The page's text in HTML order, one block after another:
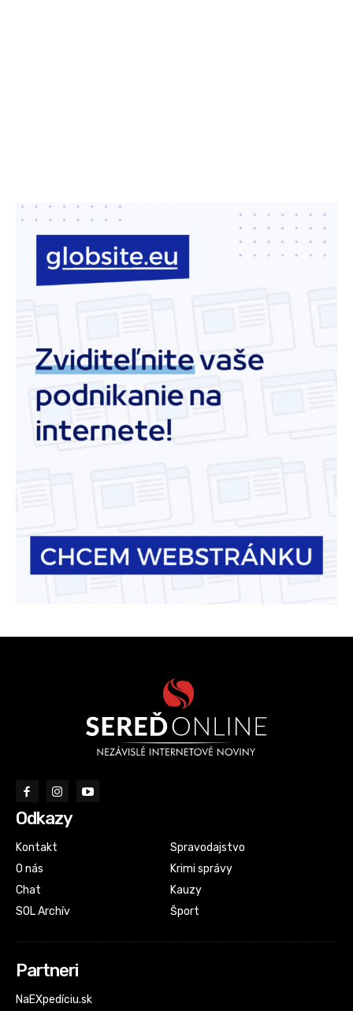
Odkazy
Kontakt
O nás
Chat
SOL Archív
Spravodajstvo
Krimi správy
Kauzy
Šport
Partneri
NaEXpedíciu.sk